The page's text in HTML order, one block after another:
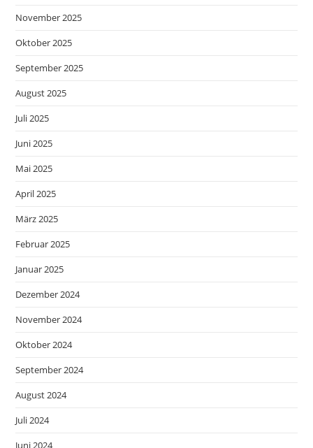
November 2025
Oktober 2025
September 2025
August 2025
Juli 2025
Juni 2025
Mai 2025
April 2025
März 2025
Februar 2025
Januar 2025
Dezember 2024
November 2024
Oktober 2024
September 2024
August 2024
Juli 2024
Juni 2024